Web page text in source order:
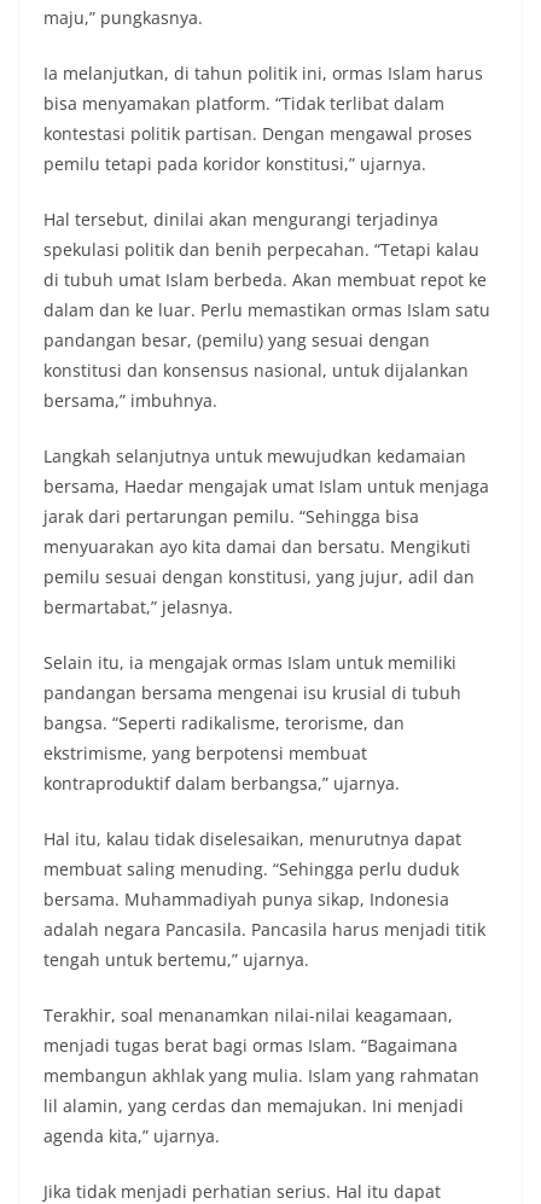
maju,” pungkasnya.
Ia melanjutkan, di tahun politik ini, ormas Islam harus
bisa menyamakan platform. “Tidak terlibat dalam
kontestasi politik partisan. Dengan mengawal proses
pemilu tetapi pada koridor konstitusi,” ujarnya.
Hal tersebut, dinilai akan mengurangi terjadinya
spekulasi politik dan benih perpecahan. “Tetapi kalau
di tubuh umat Islam berbeda. Akan membuat repot ke
dalam dan ke luar. Perlu memastikan ormas Islam satu
pandangan besar, (pemilu) yang sesuai dengan
konstitusi dan konsensus nasional, untuk dijalankan
bersama,” imbuhnya.
Langkah selanjutnya untuk mewujudkan kedamaian
bersama, Haedar mengajak umat Islam untuk menjaga
jarak dari pertarungan pemilu. “Sehingga bisa
menyuarakan ayo kita damai dan bersatu. Mengikuti
pemilu sesuai dengan konstitusi, yang jujur, adil dan
bermartabat,” jelasnya.
Selain itu, ia mengajak ormas Islam untuk memiliki
pandangan bersama mengenai isu krusial di tubuh
bangsa. “Seperti radikalisme, terorisme, dan
ekstrimisme, yang berpotensi membuat
kontraproduktif dalam berbangsa,” ujarnya.
Hal itu, kalau tidak diselesaikan, menurutnya dapat
membuat saling menuding. “Sehingga perlu duduk
bersama. Muhammadiyah punya sikap, Indonesia
adalah negara Pancasila. Pancasila harus menjadi titik
tengah untuk bertemu,” ujarnya.
Terakhir, soal menanamkan nilai-nilai keagamaan,
menjadi tugas berat bagi ormas Islam. “Bagaimana
membangun akhlak yang mulia. Islam yang rahmatan
lil alamin, yang cerdas dan memajukan. Ini menjadi
agenda kita,” ujarnya.
Jika tidak menjadi perhatian serius. Hal itu dapat